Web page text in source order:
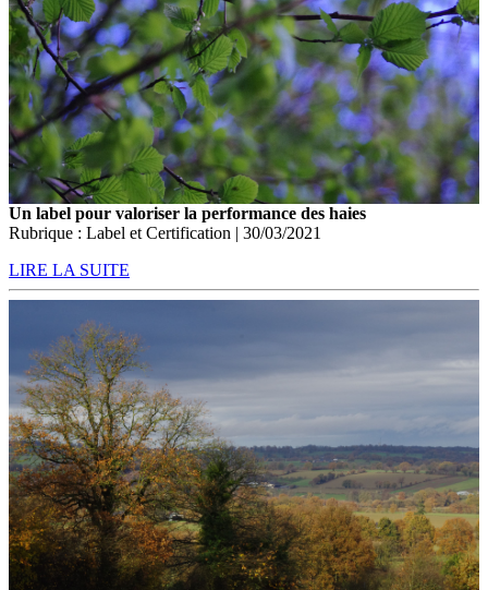
Un label pour valoriser la performance des haies
Rubrique : Label et Certification | 30/03/2021
LIRE LA SUITE